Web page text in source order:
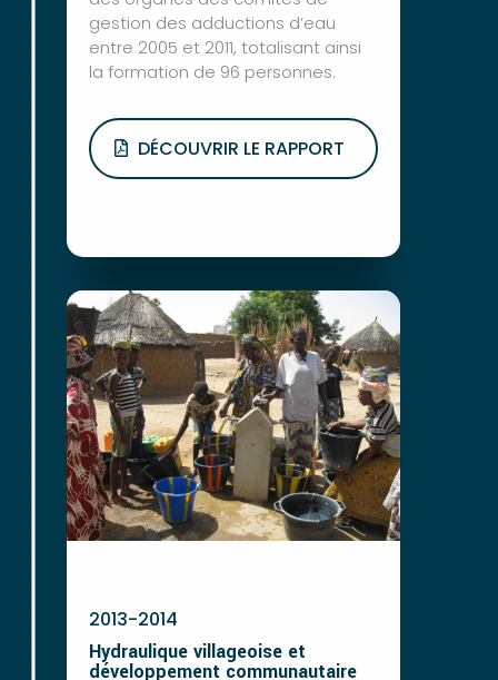
gestion des adductions d’eau
entre 2005 et 2011, totalisant ainsi
la formation de 96 personnes.
DÉCOUVRIR LE RAPPORT
2013-2014
Hydraulique villageoise et
développement communautaire